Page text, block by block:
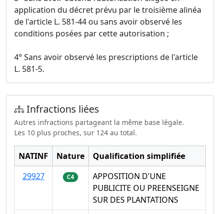
application du décret prévu par le troisième alinéa
de l'article L. 581-44 ou sans avoir observé les
conditions posées par cette autorisation ;
4° Sans avoir observé les prescriptions de l'article
L. 581-5.
Infractions liées
Autres infractions partageant la même base légale.
Les 10 plus proches, sur 124 au total.
NATINF Nature
Qualification simplifiée
29927
C4
APPOSITION D'UNE
PUBLICITE OU PREENSEIGNE
SUR DES PLANTATIONS